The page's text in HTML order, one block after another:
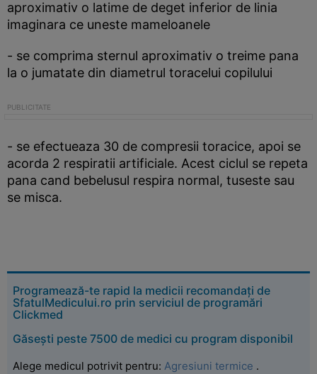
aproximativ o latime de deget inferior de linia
imaginara ce uneste mameloanele
- se comprima sternul aproximativ o treime pana
la o jumatate din diametrul toracelui copilului
- se efectueaza 30 de compresii toracice, apoi se
acorda 2 respiratii artificiale. Acest ciclul se repeta
pana cand bebelusul respira normal, tuseste sau
se misca.
Programează-te rapid la medicii recomandați de
SfatulMedicului.ro prin serviciul de programări
Clickmed
Găsești peste 7500 de medici cu program disponibil
Alege medicul potrivit pentru: Agresiuni termice .